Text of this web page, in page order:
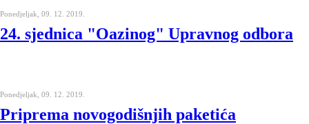
Ponedjeljak, 09. 12. 2019.
24. sjednica "Oazinog" Upravnog odbora
Ponedjeljak, 09. 12. 2019.
Priprema novogodišnjih paketića